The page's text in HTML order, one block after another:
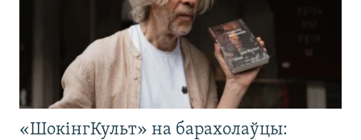
«ШокінгКульт» на барахолаўцы: